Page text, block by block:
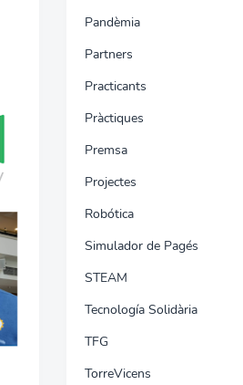
Pandèmia
Partners
Practicants
Pràctiques
Premsa
Projectes
Robótica
Simulador de Pagés
STEAM
Tecnología Solidària
TFG
TorreVicens